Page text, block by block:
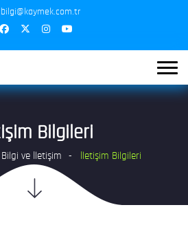
bilgi@kaymek.com.tr
Bilgileri
Bilgi ve İletişim İletişim Bilgileri